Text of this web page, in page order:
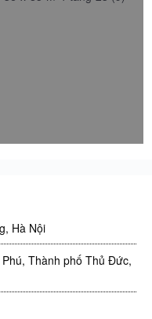
Hà Nội
Thành phố Thủ Đức,